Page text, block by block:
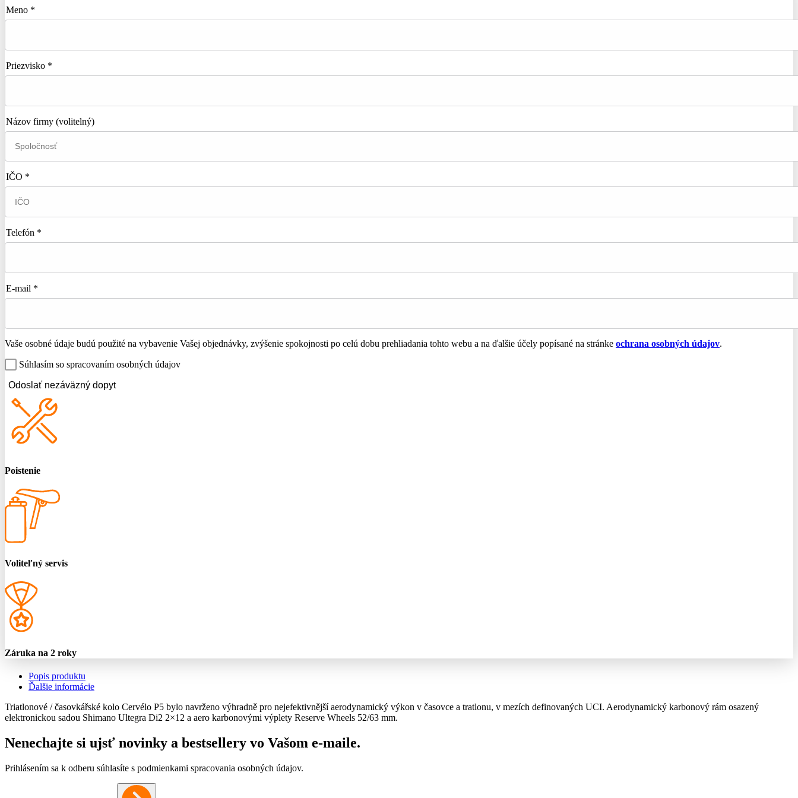
Meno *
Priezvisko *
Názov firmy (volitelný)
IČO *
Telefón *
E-mail *
Vaše osobné údaje budú použité na vybavenie Vašej objednávky, zvýšenie spokojnosti po celú dobu prehliadania tohto webu a na ďalšie účely popísané na stránke ochrana osobných údajov.
Súhlasím so spracovaním osobných údajov
Odoslať nezáväzný dopyt
Poistenie
Voliteľný servis
Záruka na 2 roky
Popis produktu
Ďalšie informácie
Triatlonové / časovkářské kolo Cervélo P5 bylo navrženo výhradně pro nejefektivnější aerodynamický výkon v časovce a tratlonu, v mezích definovaných UCI. Aerodynamický karbonový rám osazený
elektronickou sadou Shimano Ultegra Di2 2×12 a aero karbonovými výplety Reserve Wheels 52/63 mm.
Nenechajte si ujsť novinky a bestsellery vo Vašom e-maile.
Prihlásením sa k odberu súhlasíte s podmienkami spracovania osobných údajov.